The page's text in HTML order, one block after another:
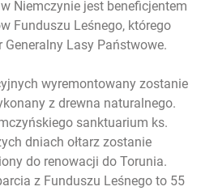
Niemczynie jest beneficjentem
Funduszu Leśnego, którego
Lasy Państwowe.
wyremontowany zostanie
z drewna naturalnego.
sanktuarium ks.
dniach ołtarz zostanie
do renowacji do Torunia.
z Funduszu Leśnego to 55